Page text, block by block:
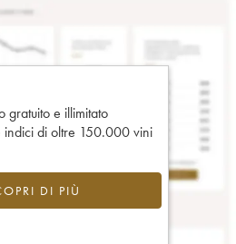
gratuito e illimitato
indici di oltre 150.000 vini
DI PIÙ